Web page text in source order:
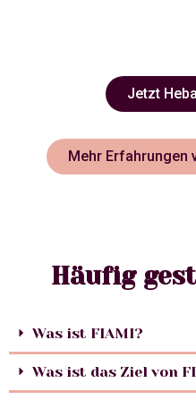
Jetzt
Mehr Erfahrungen
Häufig
Was ist FIAMI?
Was ist das Ziel von